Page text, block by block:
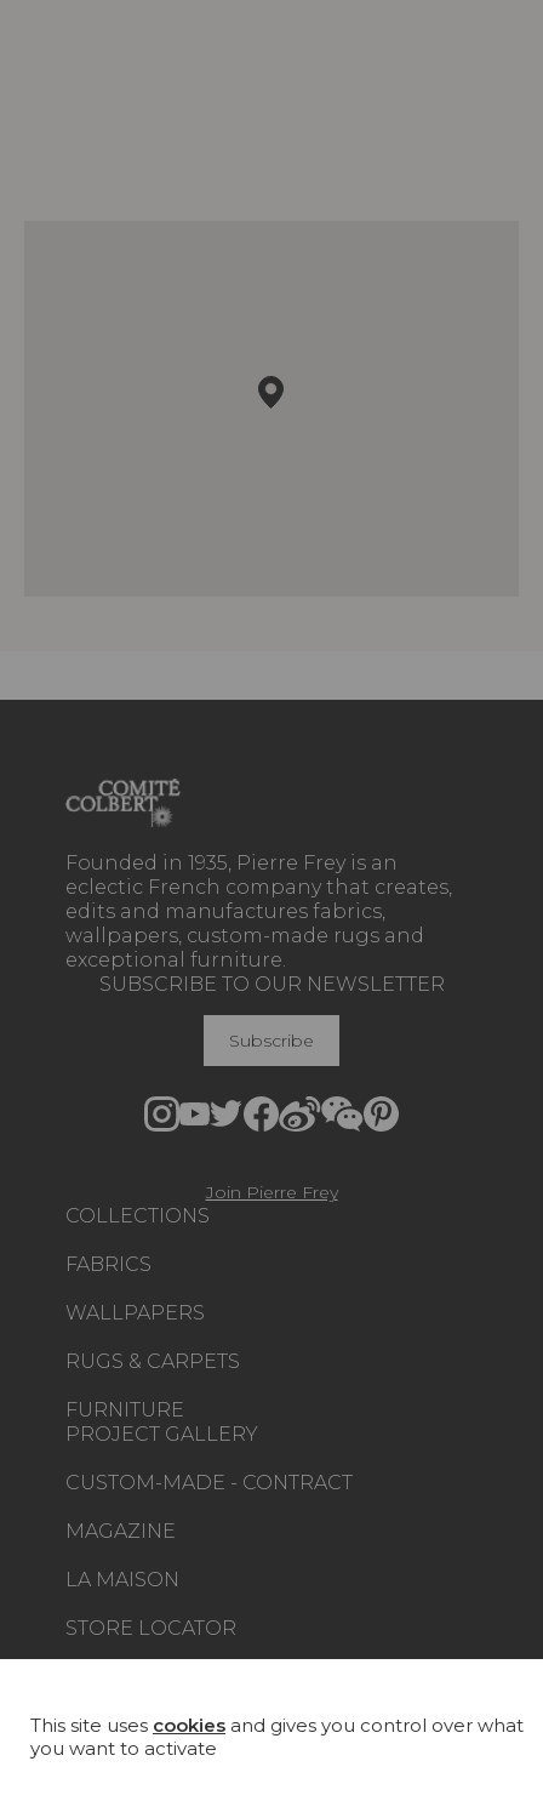
Founded in 1935, Pierre Frey is an
eclectic French company that creates,
edits and manufactures fabrics,
wallpapers, custom-made rugs and
exceptional furniture.
COLLECTIONS
FABRICS
WALLPAPERS
RUGS & CARPETS
FURNITURE
PROJECT GALLERY
CUSTOM-MADE - CONTRACT
MAGAZINE
LA MAISON
STORE LOCATOR
SUBSCRIBE TO OUR NEWSLETTER
Subscribe
Join Pierre Frey
This site uses cookies and gives you control over what
you want to activate